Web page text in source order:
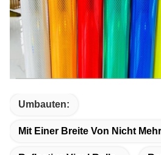
Umbauten:
Mit Einer Breite Von Nicht